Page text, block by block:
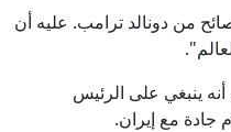
من دونالد ترامب. عليه أن
أنه ينبغي على الرئيس
جادة مع إيران.